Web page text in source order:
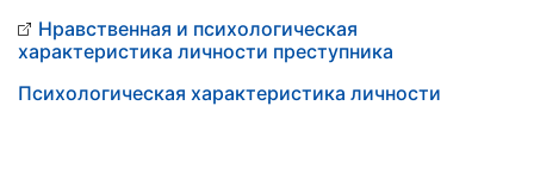
Нравственная и психологическая
характеристика личности преступника
Психологическая характеристика личности